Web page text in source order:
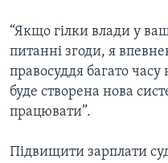
“Якщо гілки влади у
питанні згоди, я
правосуддя багато
буде створена нова
працювати”.
Підвищити зарплати